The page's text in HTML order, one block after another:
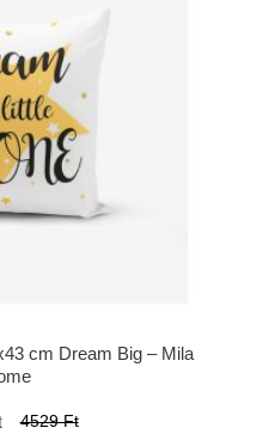
cm Dream Big – Mila
4529 Ft